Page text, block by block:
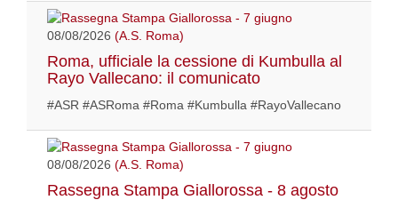
08/08/2026 (A.S. Roma)
Roma, ufficiale la cessione di Kumbulla al
Rayo Vallecano: il comunicato
#ASR #ASRoma #Roma #Kumbulla #RayoVallecano
08/08/2026 (A.S. Roma)
Rassegna Stampa Giallorossa - 8 agosto